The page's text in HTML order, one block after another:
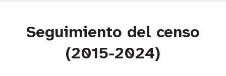
Seguimiento del censo
(2015-2024)